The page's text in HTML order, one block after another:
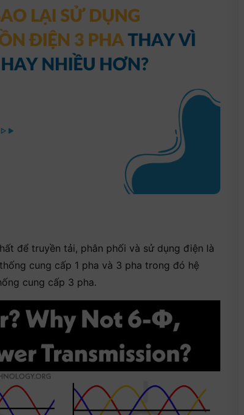
để truyền tải, phân phối và sử dụng điện là
cung cấp 1 pha và 3 pha trong đó hệ
cung cấp 3 pha.